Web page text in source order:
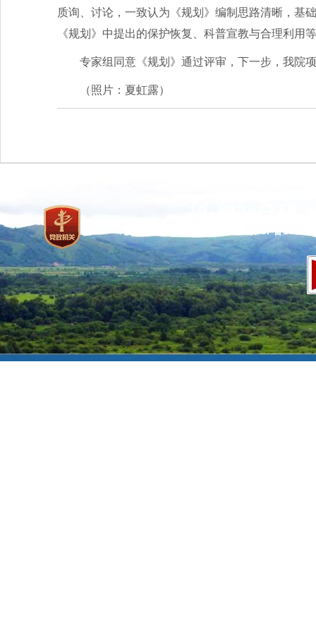
质询、讨论，一致认为《规划》编制思路清晰，基
《规划》中提出的保护恢复、科普宣教与合理利
专家组同意《规划》通过评审，下一步，我院
（照片：夏虹露）
京ICP备